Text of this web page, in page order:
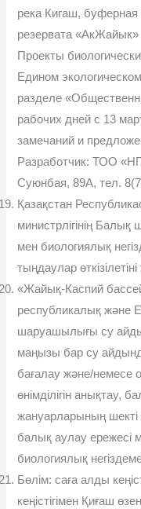
река Кигаш, буферная
резервата «АкЖайык»
Проекты
Едином
разделе
рабочих дней с 13
замечаний и
Разработчик: ТОО
Суюнбая, 89А, тел.
Қазақстан
министрлігінің
мен биологиялық
тыңдаулар
«Жайық-Каспий
республикалық және
шаруашылығы су
маңызы бар су
бағалау және/немесе
өнімділігін анықтау,
жануарларының
балық аулау ережесі
биологиялық
Бөлім: саға алды
кеңістігімен Қиғаш